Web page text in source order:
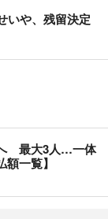
いや、残留決定
へ 最大3人…一体
一覧】